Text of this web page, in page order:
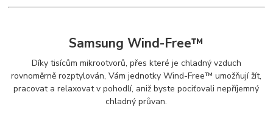
Samsung Wind-Free™
Díky tisícům mikrootvorů, přes které je chladný vzduch
rovnoměrně rozptylován, Vám jednotky Wind-Free™ umožňují žít,
pracovat a relaxovat v pohodlí, aniž byste pociťovali nepříjemný
chladný průvan.